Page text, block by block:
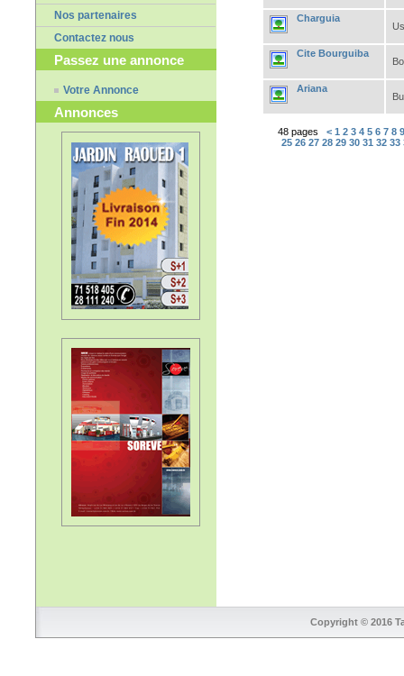
Nos partenaires
Contactez nous
Passez une annonce
Votre Annonce
Annonces
Charguia
Cite Bourguiba
Ariana
48 pages < 1 2 3 4 5 6 7 8
25 26 27 28 29 30 31 32 33
Copyright © 2016